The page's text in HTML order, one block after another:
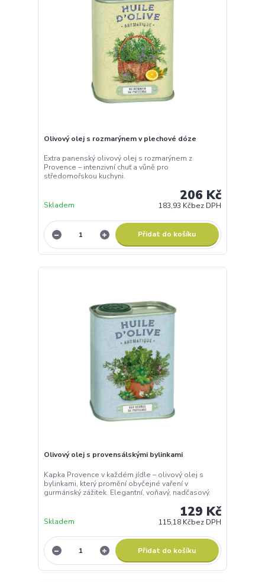
Olivový olej s rozmarýnem v plechové dóze
Extra panenský olivový olej s rozmarýnem z
Provence – intenzivní chuť a vůně pro
středomořskou kuchyni.
206 Kč
183,93 Kčbez DPH
Skladem
Přidat do košíku
Olivový olej s provensálskými bylinkami
Kapka Provence v každém jídle – olivový olej s
bylinkami, který promění obyčejné vaření v
gurmánský zážitek. Elegantní, voňavý, nadčasový.
129 Kč
115,18 Kčbez DPH
Skladem
Přidat do košíku